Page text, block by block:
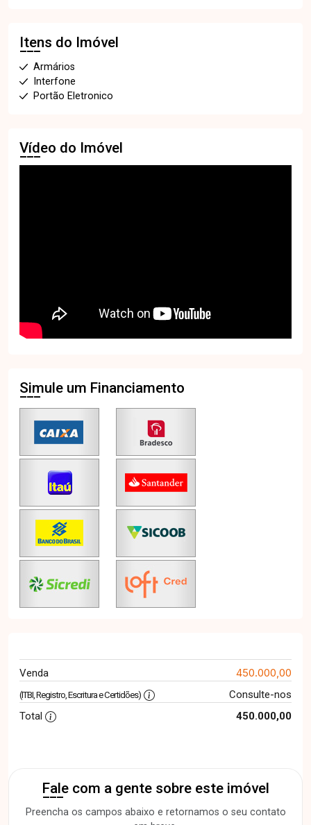
Itens do Imóvel
Armários
Interfone
Portão Eletronico
Vídeo do Imóvel
Simule um Financiamento
Venda 450.000,00
(ITBI, Registro, Escritura e Certidões)
Consulte-nos
Total
450.000,00
Fale com a gente sobre este imóvel
Preencha os campos abaixo e retornamos o seu contato